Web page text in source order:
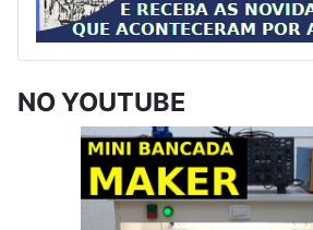
NO YOUTUBE